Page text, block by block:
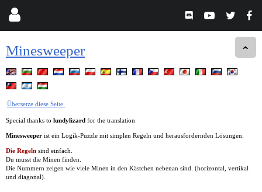
Minesweeper
Übersetze diese Seite.
Special thanks to lundylizard for the translation
Minesweeper ist ein Logik-Puzzle mit simplen Regeln und herausfordernden Lösungen.
Die Regeln sind einfach.
Du musst die Minen finden.
Die Nummern zeigen wie viele Minen in den Kästchen nebenan sind. (horizontal, vertikal
und diagonal).